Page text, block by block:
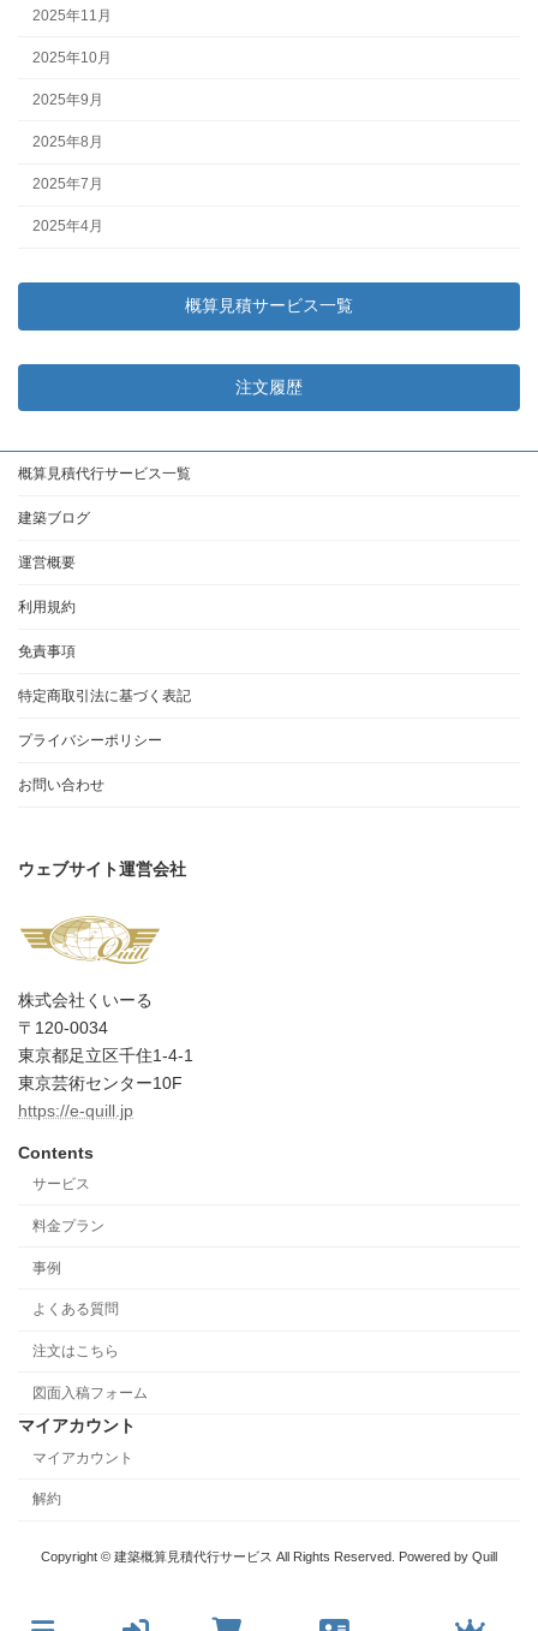
2025年11月
2025年10月
2025年9月
2025年8月
2025年7月
2025年4月
概算見積サービス一覧
注文履歴
概算見積代行サービス一覧
建築ブログ
運営概要
利用規約
免責事項
特定商取引法に基づく表記
プライバシーポリシー
お問い合わせ
ウェブサイト運営会社
株式会社くいーる
〒120-0034
東京都足立区千住1-4-1
東京芸術センター10F
https://e-quill.jp
Contents
サービス
料金プラン
事例
よくある質問
注文はこちら
図面入稿フォーム
マイアカウント
マイアカウント
解約
Copyright © 建築概算見積代行サービス All Rights Reserved. Powered by Quill